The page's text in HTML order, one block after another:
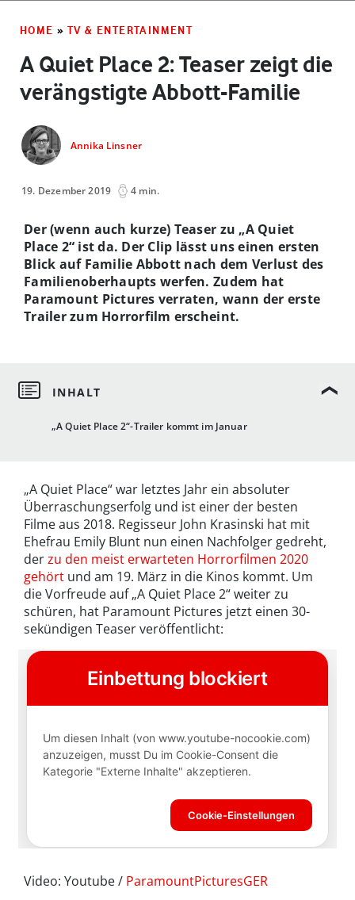
HOME » TV & ENTERTAINMENT
A Quiet Place 2: Teaser zeigt die
verängstigte Abbott-Familie
Annika Linsner
19. Dezember 2019 4 min.
„A Quiet Place 2“-Trailer kommt im Januar
Der (wenn auch kurze) Teaser zu „A Quiet
Place 2“ ist da. Der Clip lässt uns einen ersten
Blick auf Familie Abbott nach dem Verlust des
Familienoberhaupts werfen. Zudem hat
Paramount Pictures verraten, wann der erste
Trailer zum Horrorfilm erscheint.
„A Quiet Place“ war letztes Jahr ein absoluter
Überraschungserfolg und ist einer der besten
Filme aus 2018. Regisseur John Krasinski hat mit
Ehefrau Emily Blunt nun einen Nachfolger gedreht,
derzu den meist erwarteten Horrorfilmen 2020
gehört und am 19. März in die Kinos kommt. Um
die Vorfreude auf „A Quiet Place 2“ weiter zu
schüren, hat Paramount Pictures jetzt einen 30-
sekündigen Teaser veröffentlicht:
Video: Youtube / ParamountPicturesGER